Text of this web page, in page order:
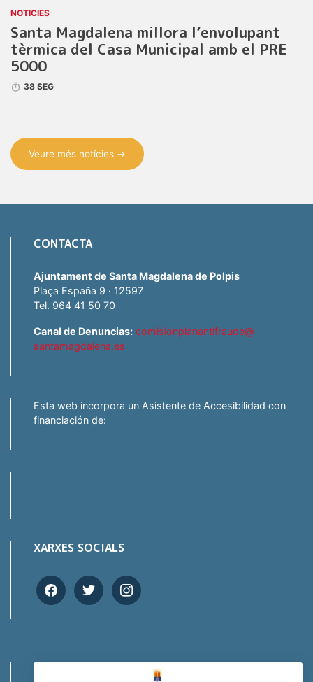
NOTICIES
Santa Magdalena millora l’envolupant
tèrmica del Casa Municipal amb el PRE
5000
38 SEG
Veure més notícies →
CONTACTA
Ajuntament de Santa Magdalena de Polpis
Plaça España 9 · 12597
Tel. 964 41 50 70
Canal de Denuncias: comisionplanantifraude@
santamagdalena.es
Esta web incorpora un Asistente de Accesibilidad con
financiación de:
XARXES SOCIALS
facebooktwitter instagram